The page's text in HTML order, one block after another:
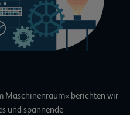
Maschinenraum« berichten wir
und spannende